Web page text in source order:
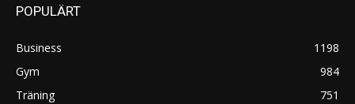
POPULÄRT
Business
1198
Gym
984
Träning
751